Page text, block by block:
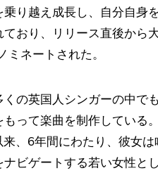
り越え成長し、自分自身
おり、リリース直後から
ネートされた。
の英国人シンガーの中で
って楽曲を制作している
来、6年間にわたり、彼女
ビゲートする若い女性と